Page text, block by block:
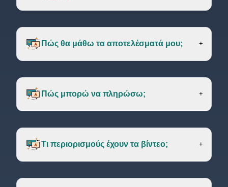
Πώς θα μάθω τα αποτελέσματά μου; +
Πώς μπορώ να πληρώσω; +
Τι περιορισμούς έχουν τα βίντεο; +